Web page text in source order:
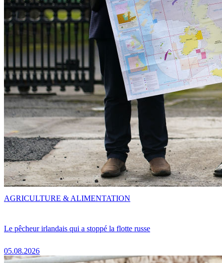
Le pêcheur irlandais qui a stoppé la flotte russe
05.08.2026
AGRICULTURE & ALIMENTATION